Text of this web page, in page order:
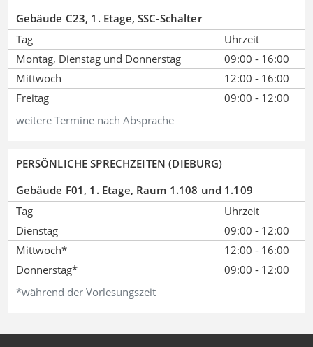
Gebäude C23, 1. Etage, SSC-Schalter
weitere Termine nach Absprache
Tag
Uhrzeit
Montag, Dienstag und Donnerstag
09:00 - 16:00
Mittwoch
12:00 - 16:00
Freitag
09:00 - 12:00
PERSÖNLICHE SPRECHZEITEN (DIEBURG)
Gebäude F01, 1. Etage, Raum 1.108 und 1.109
*während der Vorlesungszeit
Tag
Uhrzeit
Dienstag
09:00 - 12:00
Mittwoch*
12:00 - 16:00
Donnerstag*
09:00 - 12:00